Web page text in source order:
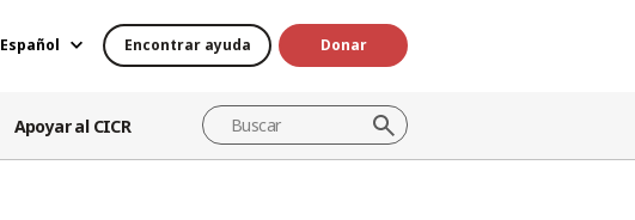
Español Encontrar ayuda Donar
Apoyar al CICR